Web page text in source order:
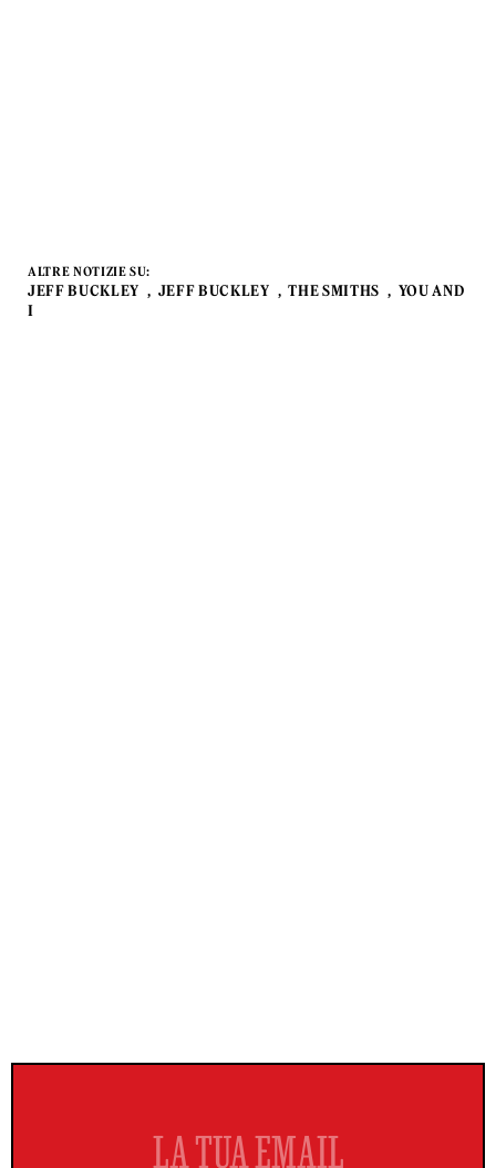
ALTRE NOTIZIE SU:
JEFF BUCKLEY JEFF BUCKLEY THE SMITHS
YOU AND
I